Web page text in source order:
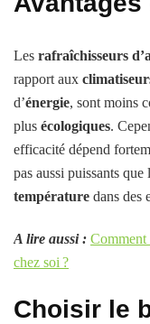
Les rafraîchisseurs
rapport aux
d’énergie, sont moins
plus écologiques.
efficacité dépend
pas aussi puissants que
température dans des
A lire aussi : Comment
chez soi ?
Choisir le